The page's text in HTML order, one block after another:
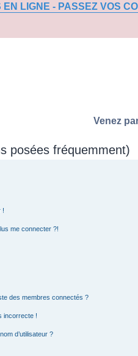
EN LIGNE - PASSEZ VOS
Venez
posées fréquemment)
!
me connecter ?!
des membres connectés ?
incorrecte !
d’utilisateur ?